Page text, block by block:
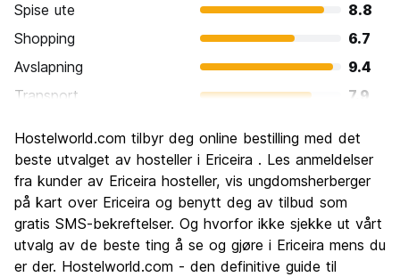
Spise ute
8.8
Shopping
6.7
Avslapning
9.4
Transport
7.9
Kultur
7.5
Feste
7.1
Verdi for pengene
Hostelworld.com tilbyr deg online bestilling med det
beste utvalget av hosteller i Ericeira . Les anmeldelser
fra kunder av Ericeira hosteller, vis ungdomsherberger
på kart over Ericeira og benytt deg av tilbud som
gratis SMS-bekreftelser. Og hvorfor ikke sjekke ut vårt
utvalg av de beste ting å se og gjøre i Ericeira mens du
er der. Hostelworld.com - den definitive guide til